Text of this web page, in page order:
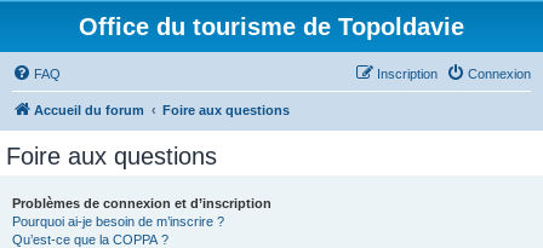
Office du tourisme de Topoldavie
FAQ Connexion
Inscription
Accueil du forum Foire aux questions
Foire aux questions
Problèmes de connexion et d’inscription
Pourquoi ai-je besoin de m’inscrire ?
Qu’est-ce que la COPPA ?